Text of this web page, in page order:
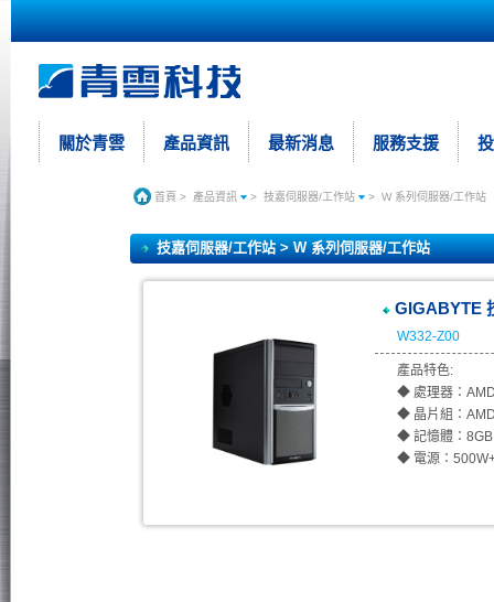
關於青雲 產品資訊 最新消息 服務支援
首頁 > 產品資訊 > 技嘉伺服器/工作站 > W 系列伺服器/工作站
技嘉伺服器/工作站 > W 系列伺服器/工作站
GIGABYTE
W332-Z00
產品特色:
◆ 處理器：
◆ 晶片組：
◆ 記憶體：
◆ 電源：